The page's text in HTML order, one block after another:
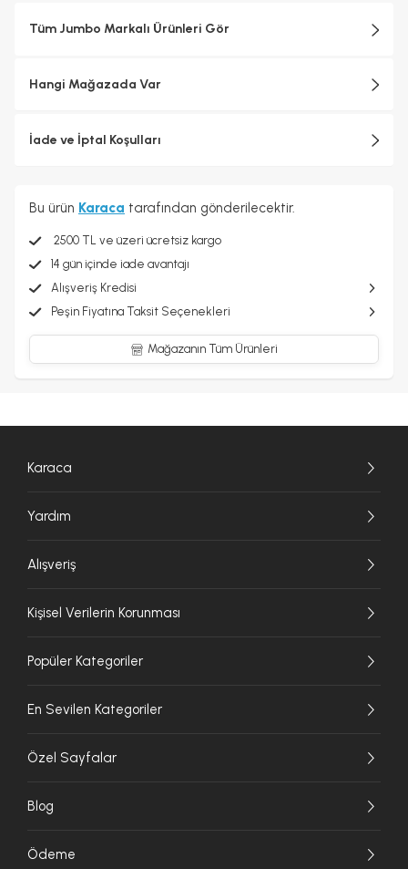
Tüm Jumbo Markalı Ürünleri Gör
Hangi Mağazada Var
İade ve İptal Koşulları
Bu ürün Karaca tarafından gönderilecektir.
2500 TL ve üzeri ücretsiz kargo
14 gün içinde iade avantajı
Alışveriş Kredisi
Peşin Fiyatına Taksit Seçenekleri
Mağazanın Tüm Ürünleri
Karaca
Yardım
Alışveriş
Kişisel Verilerin Korunması
Popüler Kategoriler
En Sevilen Kategoriler
Özel Sayfalar
Blog
Ödeme